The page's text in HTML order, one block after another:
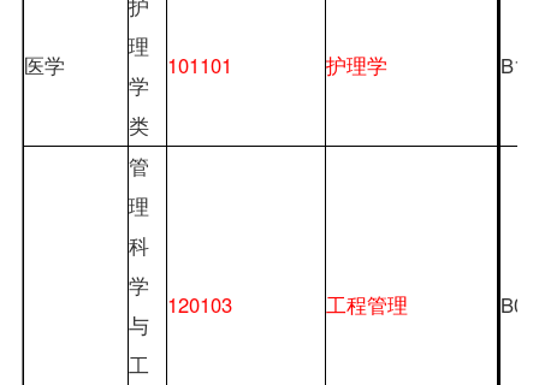
医学
理
学
类
101101 护理学
管
理
科
学
与
工
120103 工程管理